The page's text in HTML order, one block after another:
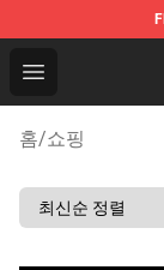
Open menu
Warframe
홈/쇼핑